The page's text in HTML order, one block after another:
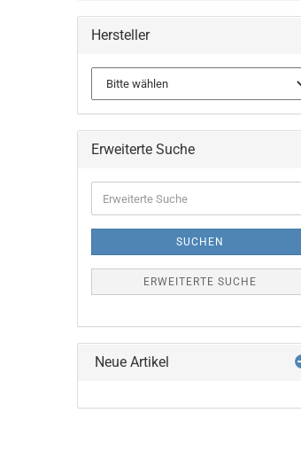
Hersteller
Erweiterte Suche
Suche
SUCHEN
ERWEITERTE SUCHE
Neue Artikel